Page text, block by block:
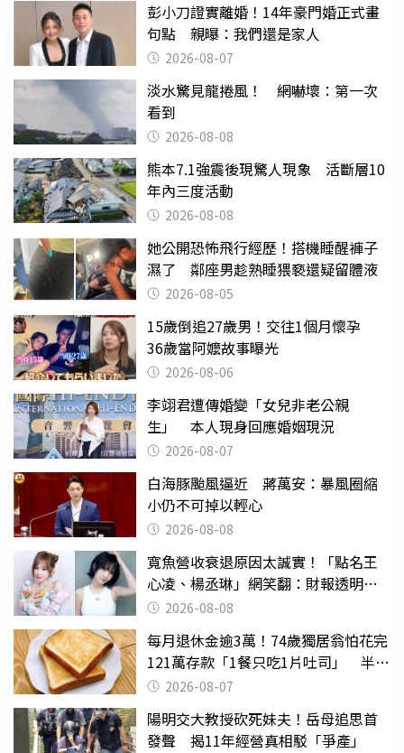
彭小刀證實離婚！14年豪門婚正式畫
句點 親曝：我們還是家人
2026-08-07
淡水驚見龍捲風！ 網嚇壞：第一次
看到
2026-08-08
熊本7.1強震後現驚人現象 活斷層10
年內三度活動
2026-08-08
她公開恐怖飛行經歷！搭機睡醒褲子
濕了 鄰座男趁熟睡猥褻還疑留體液
2026-08-05
15歲倒追27歲男！交往1個月懷孕
36歲當阿嬤故事曝光
2026-08-06
李翊君遭傳婚變「女兒非老公親
生」 本人現身回應婚姻現況
2026-08-07
白海豚颱風逼近 蔣萬安：暴風圈縮
小仍不可掉以輕心
2026-08-08
寬魚營收衰退原因太誠實！「點名王
心凌、楊丞琳」網笑翻：財報透明度
滿分2026-08-08
每月退休金逾3萬！74歲獨居翁怕花完
121萬存款「1餐只吃1片吐司」 半年
後暴瘦嚇壞女兒
2026-08-07
陽明交大教授砍死妹夫！岳母追思首
發聲 揭11年經營真相駁「爭產」